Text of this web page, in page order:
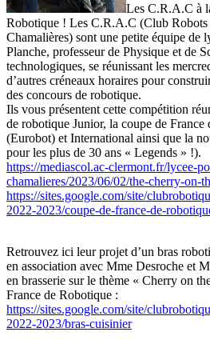
Les C.R.A.C à
Robotique ! Les C.R.A.C (Club Robots
Chamalières) sont une petite équipe de
Planche, professeur de Physique et de
technologiques, se réunissant les
d’autres créneaux horaires pour
des concours de robotique.
Ils vous présentent cette compétition
de robotique Junior, la coupe de
(Eurobot) et International ainsi que la
pour les plus de 30 ans « Legends » !).
https://mediascol.ac-clermont.fr/lycee-
chamalieres/2023/06/02/the-cherry-on-
https://sites.google.com/site/
2022-2023/coupe-de-france-de-
Retrouvez ici leur projet d’un bras
en association avec Mme Desroche et
en brasserie sur le thème « Cherry on
France de Robotique :
https://sites.google.com/site/
2022-2023/bras-cuisinier